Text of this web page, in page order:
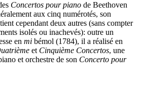
Concertos pour piano de Beethoven
aux cinq numérotés, son
cependant deux autres (sans compter
isolés ou inachevés): outre un
en mi bémol (1784), il a réalisé en
et Cinquième Concertos, une
et orchestre de son Concerto pour